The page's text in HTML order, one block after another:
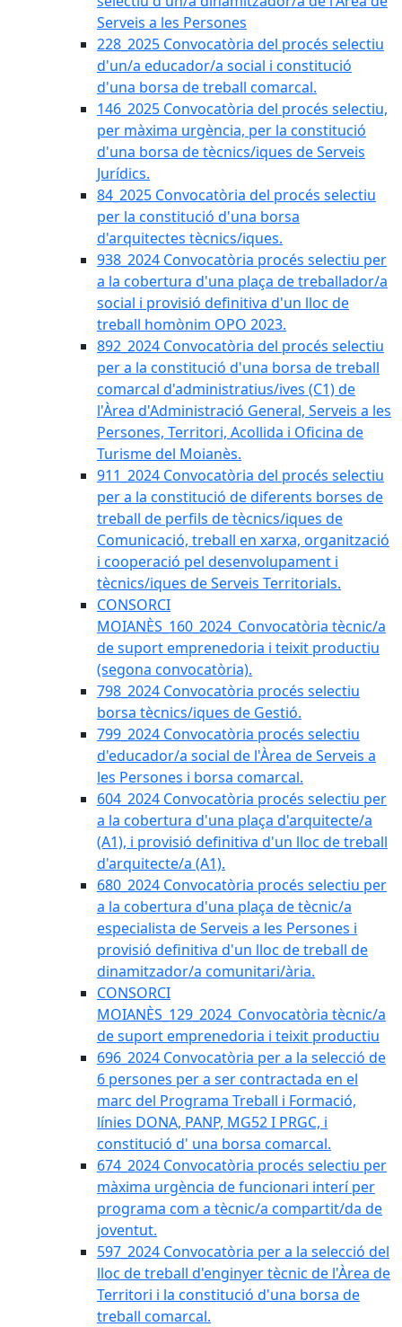
Serveis a les Persones
228_2025 Convocatòria del procés selectiu
d'un/a educador/a social i constitució
d'una borsa de treball comarcal.
146_2025 Convocatòria del procés selectiu,
per màxima urgència, per la constitució
d'una borsa de tècnics/iques de Serveis
Jurídics.
84_2025 Convocatòria del procés selectiu
per la constitució d'una borsa
d'arquitectes tècnics/iques.
938_2024 Convocatòria procés selectiu per
a la cobertura d'una plaça de treballador/a
social i provisió definitiva d'un lloc de
treball homònim OPO 2023.
892_2024 Convocatòria del procés selectiu
per a la constitució d'una borsa de treball
comarcal d'administratius/ives (C1) de
l'Àrea d'Administració General, Serveis a les
Persones, Territori, Acollida i Oficina de
Turisme del Moianès.
911_2024 Convocatòria del procés selectiu
per a la constitució de diferents borses de
treball de perfils de tècnics/iques de
Comunicació, treball en xarxa, organització
i cooperació pel desenvolupament i
tècnics/iques de Serveis Territorials.
CONSORCI
MOIANÈS_160_2024_Convocatòria tècnic/a
de suport emprenedoria i teixit productiu
(segona convocatòria).
798_2024 Convocatòria procés selectiu
borsa tècnics/iques de Gestió.
799_2024 Convocatòria procés selectiu
d'educador/a social de l'Àrea de Serveis a
les Persones i borsa comarcal.
604_2024 Convocatòria procés selectiu per
a la cobertura d'una plaça d'arquitecte/a
(A1), i provisió definitiva d'un lloc de treball
d'arquitecte/a (A1).
680_2024 Convocatòria procés selectiu per
a la cobertura d'una plaça de tècnic/a
especialista de Serveis a les Persones i
provisió definitiva d'un lloc de treball de
dinamitzador/a comunitari/ària.
CONSORCI
MOIANÈS_129_2024_Convocatòria tècnic/a
de suport emprenedoria i teixit productiu
696_2024 Convocatòria per a la selecció de
6 persones per a ser contractada en el
marc del Programa Treball i Formació,
línies DONA, PANP, MG52 I PRGC, i
constitució d' una borsa comarcal.
674_2024 Convocatòria procés selectiu per
màxima urgència de funcionari interí per
programa com a tècnic/a compartit/da de
joventut.
597_2024 Convocatòria per a la selecció del
lloc de treball d'enginyer tècnic de l'Àrea de
Territori i la constitució d'una borsa de
treball comarcal.